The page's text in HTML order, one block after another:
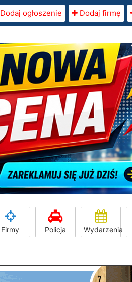
Dodaj ogłoszenie Dodaj firmę
Firmy Policja Wydarzenia